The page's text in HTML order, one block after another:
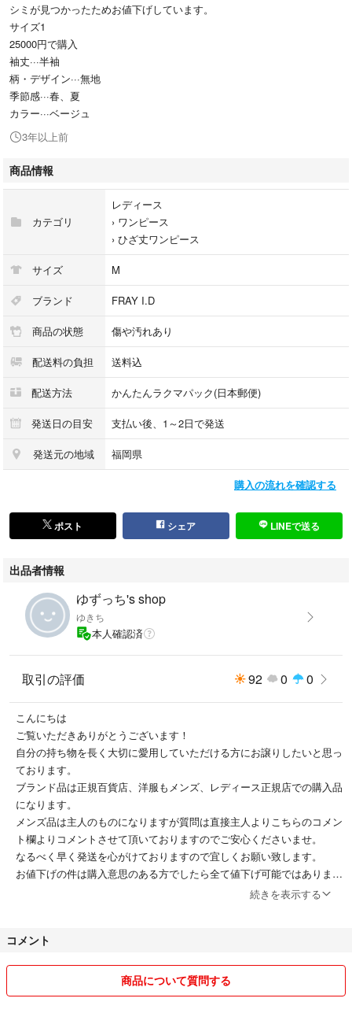
シミが見つかったためお値下げしています。
サイズ1
25000円で購入
袖丈···半袖
柄・デザイン···無地
季節感···春、夏
カラー···ベージュ
3年以上前
商品情報
カテゴリ
レディース
› ワンピース
› ひざ丈ワンピース
サイズ M
ブランド FRAY I.D
商品の状態 傷や汚れあり
配送料の負担 送料込
配送方法 かんたんラクマパック(日本郵便)
発送日の目安 支払い後、1～2日で発送
発送元の地域 福岡県
購入の流れを確認する
ポスト シェア LINEで送る
出品者情報
ゆずっち's shop
ゆきち
本人確認済
取引の評価 92 0 0
こんにちは
ご覧いただきありがとうございます！
自分の持ち物を長く大切に愛用していただける方にお譲りしたいと思っ
ております。
ブランド品は正規百貨店、洋服もメンズ、レディース正規店での購入品
になります。
メンズ品は主人のものになりますが質問は直接主人よりこちらのコメン
ト欄よりコメントさせて頂いておりますのでご安心くださいませ。
なるべく早く発送を心がけておりますので宜しくお願い致します。
お値下げの件は購入意思のある方でしたら全て値下げ可能ではありませ
んが、できるものは応じますので希望価格を提示してください。
します。
着払いの発送場合、会社、送り方法指定がありましたらメッセージお願
い致します。
続きを表示する
コメント
商品について質問する